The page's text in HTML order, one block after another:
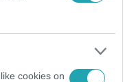
cookies on